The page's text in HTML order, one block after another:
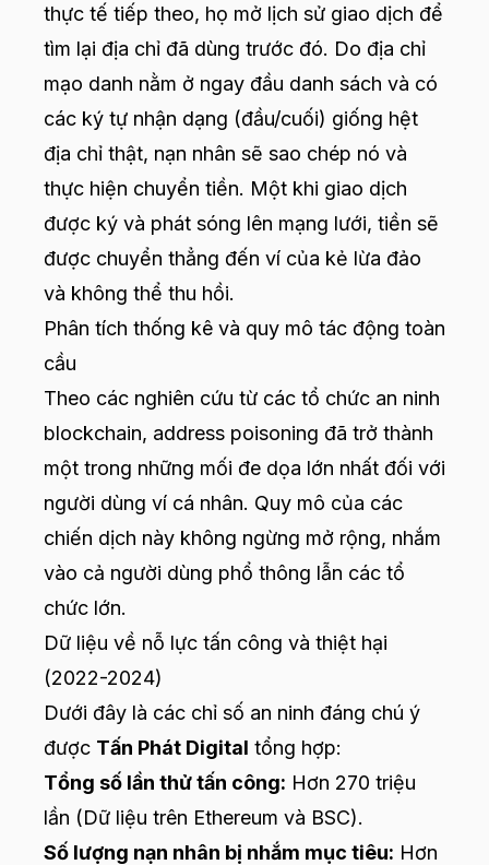
thực tế tiếp theo, họ mở lịch sử giao dịch để
tìm lại địa chỉ đã dùng trước đó. Do địa chỉ
mạo danh nằm ở ngay đầu danh sách và có
các ký tự nhận dạng (đầu/cuối) giống hệt
địa chỉ thật, nạn nhân sẽ sao chép nó và
thực hiện chuyển tiền. Một khi giao dịch
được ký và phát sóng lên mạng lưới, tiền sẽ
được chuyển thẳng đến ví của kẻ lừa đảo
và không thể thu hồi.
Phân tích thống kê và quy mô tác động toàn
cầu
Theo các nghiên cứu từ các tổ chức an ninh
blockchain, address poisoning đã trở thành
một trong những mối đe dọa lớn nhất đối với
người dùng ví cá nhân. Quy mô của các
chiến dịch này không ngừng mở rộng, nhắm
vào cả người dùng phổ thông lẫn các tổ
chức lớn.
Dữ liệu về nỗ lực tấn công và thiệt hại
(2022-2024)
Dưới đây là các chỉ số an ninh đáng chú ý
được Tấn Phát Digital tổng hợp:
Tổng số lần thử tấn công: Hơn 270 triệu
lần (Dữ liệu trên Ethereum và BSC).
Số lượng nạn nhân bị nhắm mục tiêu: Hơn